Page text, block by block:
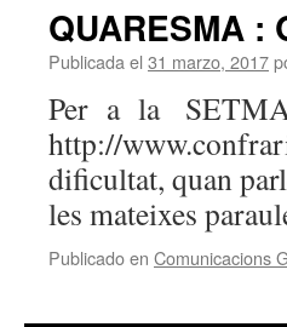
QUARESMA :
Publicada el 31 marzo, 2017
Per a la
http://
dificultat, quan
les mateixes
Publicado en Comunicacions